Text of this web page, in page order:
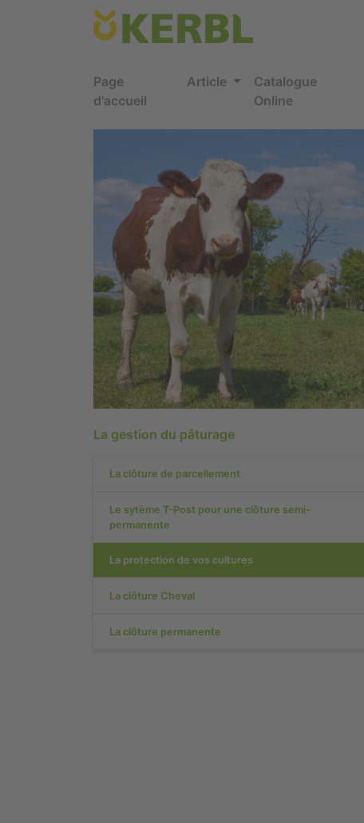
Page
d'accueil
Article
Catalogue
Online
La gestion du pâturage
La clôture de parcellement
Le sytème T-Post pour une clôture semi-
permanente
La protection de vos cultures
La clôture Cheval
La clôture permanente